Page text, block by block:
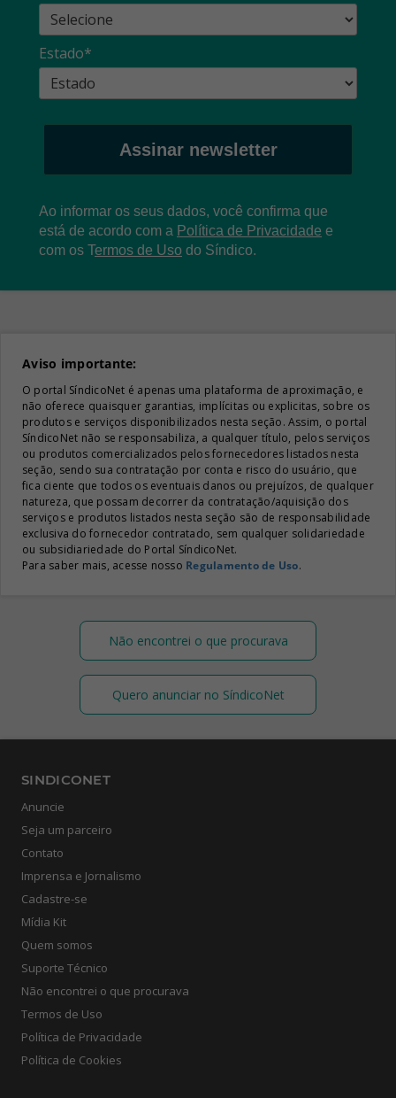
Estado*
Assinar newsletter
Ao informar os seus dados, você confirma que
está de acordo com a Política de Privacidade e
com os Termos de Uso do Síndico.
Aviso importante:
O portal SíndicoNet é apenas uma plataforma de aproximação, e
não oferece quaisquer garantias, implícitas ou explicitas, sobre os
produtos e serviços disponibilizados nesta seção. Assim, o portal
SíndicoNet não se responsabiliza, a qualquer título, pelos serviços
ou produtos comercializados pelos fornecedores listados nesta
seção, sendo sua contratação por conta e risco do usuário, que
fica ciente que todos os eventuais danos ou prejuízos, de qualquer
natureza, que possam decorrer da contratação/aquisição dos
serviços e produtos listados nesta seção são de responsabilidade
exclusiva do fornecedor contratado, sem qualquer solidariedade
ou subsidiariedade do Portal SíndicoNet.
Para saber mais, acesse nosso Regulamento de Uso.
Não encontrei o que procurava
Quero anunciar no SíndicoNet
SINDICONET
Anuncie
Seja um parceiro
Contato
Imprensa e Jornalismo
Cadastre-se
Mídia Kit
Quem somos
Suporte Técnico
Não encontrei o que procurava
Termos de Uso
Política de Privacidade
Política de Cookies